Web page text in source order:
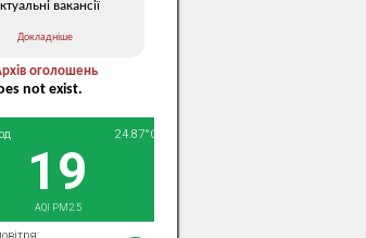
вакансії
Докладніше
оголошень
not exist.